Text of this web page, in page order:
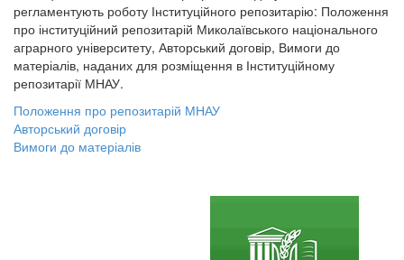
регламентують роботу Інституційного репозитарію: Положення
про інституційний репозитарій Миколаївського національного
аграрного університету, Авторський договір, Вимоги до
матеріалів, наданих для розміщення в Інституційному
репозитарії МНАУ.
Положення про репозитарій МНАУ
Авторський договір
Вимоги до матеріалів